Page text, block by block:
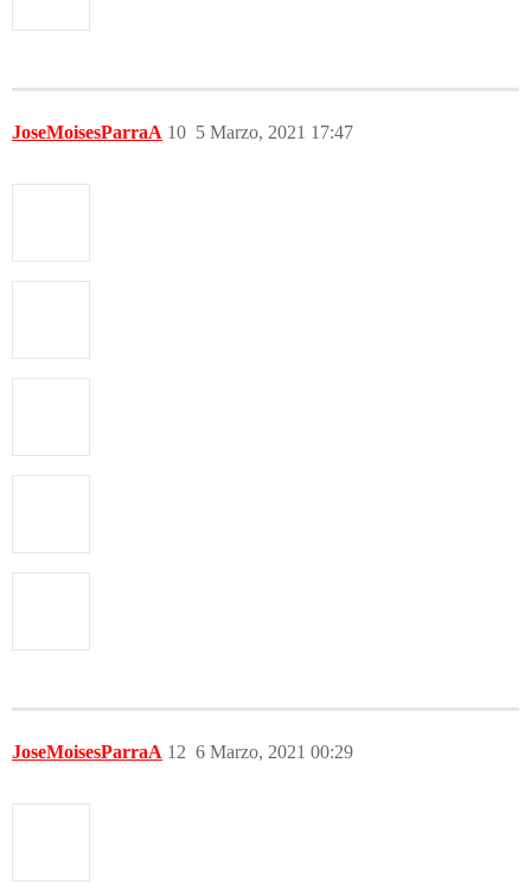
JoseMoisesParraA 5 Marzo, 2021 17:47
10
JoseMoisesParraA 6 Marzo, 2021 00:29
12